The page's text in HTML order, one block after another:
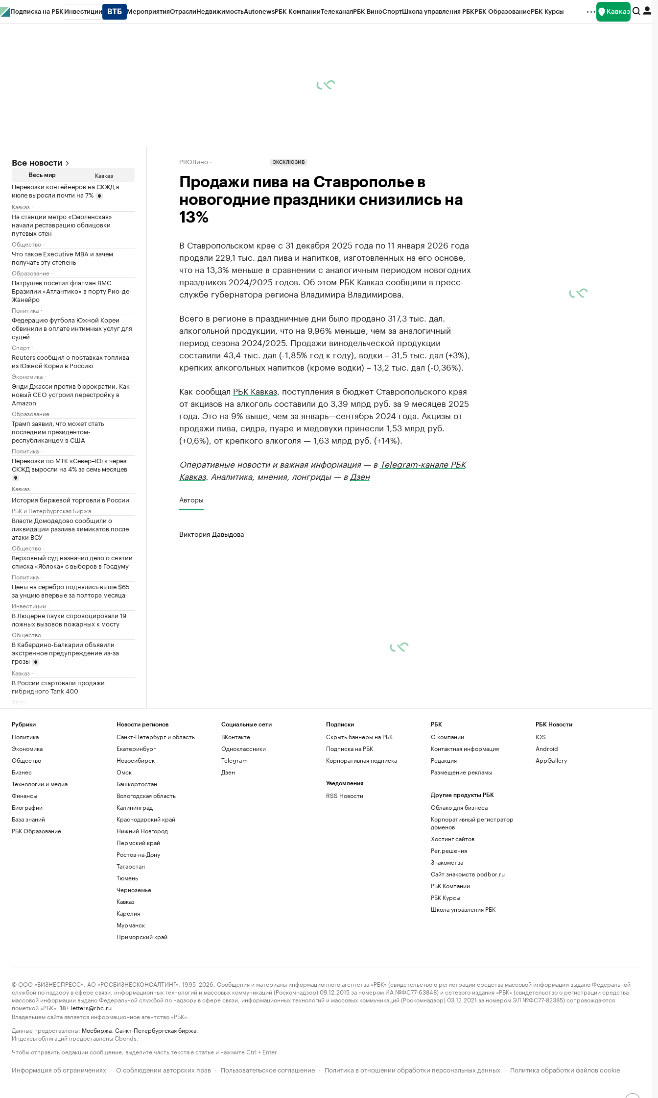
Подписка на РБК Инвестиции МероприятияОтраслиНедвижимостьAutonewsРБК КомпанииТелеканалРБК ВиноСпортШкола управления РБКРБК ОбразованиеРБК Курсы Кавказ
Все новости
Весь мир Кавказ
Перевозки контейнеров на СКЖД в
июле выросли почти на 7%
Кавказ
На станции метро «Смоленская»
начали реставрацию облицовки
путевых стен
Общество
Что такое Executive MBA и зачем
получать эту степень
Образование
Патрушев посетил флагман ВМС
Бразилии «Атлантико» в порту Рио-де-
Жанейро
Политика
Федерацию футбола Южной Кореи
обвинили в оплате интимных услуг для
судей
Спорт
Reuters сообщил о поставках топлива
из Южной Кореи в Россию
Экономика
Энди Джасси против бюрократии. Как
новый CEO устроил перестройку в
Amazon
Образование
Трамп заявил, что может стать
последним президентом-
республиканцем в США
Политика
Перевозки по МТК «Север–Юг» через
СКЖД выросли на 4% за семь месяцев
Кавказ
История биржевой торговли в России
РБК и Петербургская Биржа
Власти Домодедово сообщили о
ликвидации разлива химикатов после
атаки ВСУ
Общество
Верховный суд назначил дело о снятии
списка «Яблока» с выборов в Госдуму
Политика
Цены на серебро поднялись выше $65
за унцию впервые за полтора месяца
Инвестиции
В Люцерне пауки спровоцировали 19
ложных вызовов пожарных к мосту
Общество
В Кабардино-Балкарии объявили
экстренное предупреждение из-за
грозы
Кавказ
В России стартовали продажи
гибридного Tank 400
Авто
Цены на золото превысили $4400 за
Инвестиции
Искусственный интеллект вызовет
массовые увольнения — и еще 10
мифов
Тимур Иванов обжаловал в Верховном
суде первый приговор
Политика
Глава Ассоциации футбола Аргентины
заявил о кампании против сборной на
ЧМ
Спорт
PROВино ЭКСКЛЮЗИВ
Продажи пива на Ставрополье в
новогодние праздники снизились на
13%
В Ставропольском крае с 31 декабря 2025 года по 11 января 2026 года
продали 229,1 тыс. дал пива и напитков, изготовленных на его основе,
что на 13,3% меньше в сравнении с аналогичным периодом новогодних
праздников 2024/2025 годов. Об этом РБК Кавказ сообщили в пресс-
службе губернатора региона Владимира Владимирова.
Всего в регионе в праздничные дни было продано 317,3 тыс. дал.
алкогольной продукции, что на 9,96% меньше, чем за аналогичный
период сезона 2024/2025. Продажи винодельческой продукции
составили 43,4 тыс. дал (-1,85% год к году), водки – 31,5 тыс. дал (+3%),
крепких алкогольных напитков (кроме водки) – 13,2 тыс. дал (-0,36%).
Как сообщал РБК Кавказ, поступления в бюджет Ставропольского края
от акцизов на алкоголь составили до 3,39 млрд руб. за 9 месяцев 2025
года. Это на 9% выше, чем за январь—сентябрь 2024 года. Акцизы от
продажи пива, сидра, пуаре и медовухи принесли 1,53 млрд руб.
(+0,6%), от крепкого алкоголя — 1,63 млрд руб. (+14%).
Оперативные новости и важная информация — в Telegram-канале РБК
Кавказ. Аналитика, мнения, лонгриды — в Дзен
Авторы
Виктория Давыдова
Рубрики
Политика
Экономика
Общество
Бизнес
Технологии и медиа
Финансы
Биографии
База знаний
РБК Образование
Новости регионов
Санкт-Петербург и область
Екатеринбург
Новосибирск
Омск
Башкортостан
Вологодская область
Калининград
Краснодарский край
Нижний Новгород
Пермский край
Ростов-на-Дону
Татарстан
Тюмень
Черноземье
Кавказ
Карелия
Мурманск
Приморский край
Социальные сети
ВКонтакте
Одноклассники
Telegram
Дзен
Подписки
Скрыть баннеры на РБК
Подписка на РБК
Корпоративная подписка
Уведомления
RSS Новости
РБК
О компании
Контактная информация
Редакция
Размещение рекламы
Другие продукты РБК
Облако для бизнеса
Корпоративный регистратор
доменов
Хостинг сайтов
Рег.решения
Знакомства
Сайт знакомств podbor.ru
РБК Компании
РБК Курсы
Школа управления РБК
РБК Новости
iOS
Android
AppGallery
© ООО «БИЗНЕСПРЕСС», АО «РОСБИЗНЕСКОНСАЛТИНГ», 1995–2026. Сообщения и материалы информационного агентства «РБК» (свидетельство о регистрации средства массовой информации выдано Федеральной
службой по надзору в сфере связи, информационных технологий и массовых коммуникаций (Роскомнадзор) 09.12.2015 за номером ИА №ФС77-63848) и сетевого издания «РБК» (свидетельство о регистрации средства
массовой информации выдано Федеральной службой по надзору в сфере связи, информационных технологий и массовых коммуникаций (Роскомнадзор) 03.12.2021 за номером ЭЛ №ФС77-82385) сопровождаются
пометкой «РБК».
18+ letters@rbc.ru
Владельцем сайта является информационное агентство «РБК».
Данные предоставлены: Мосбиржа Санкт-Петербургская биржа
Индексы облигаций предоставлены Cbonds.
Чтобы отправить редакции сообщение, выделите часть текста в статье и нажмите Ctrl + Enter
Информация об ограничениях · О соблюдении авторских прав · Пользовательское соглашение · Политика в отношении обработки персональных данных · Политика обработки файлов cookie